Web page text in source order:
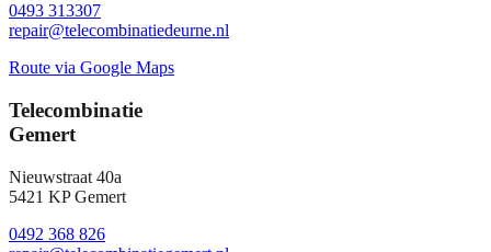
0493 313307
repair@telecombinatiedeurne.nl
Route via Google Maps
Telecombinatie
Gemert
Nieuwstraat 40a
5421 KP Gemert
0492 368 826